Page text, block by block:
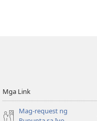
Mga Link
Mag-request ng